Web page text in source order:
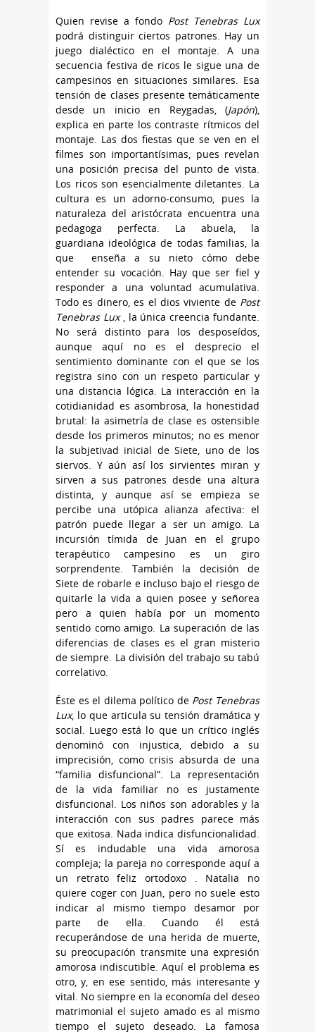
Quien revise a fondo Post Tenebras Lux
podrá distinguir ciertos patrones. Hay un
juego dialéctico en el montaje. A una
secuencia festiva de ricos le sigue una de
campesinos en situaciones similares. Esa
tensión de clases presente temáticamente
desde un inicio en Reygadas, (Japón),
explica en parte los contraste rítmicos del
montaje. Las dos fiestas que se ven en el
filmes son importantísimas, pues revelan
una posición precisa del punto de vista.
Los ricos son esencialmente diletantes. La
cultura es un adorno-consumo, pues la
naturaleza del aristócrata encuentra una
pedagoga perfecta. La abuela, la
guardiana ideológica de todas familias, la
que enseña a su nieto cómo debe
entender su vocación. Hay que ser fiel y
responder a una voluntad acumulativa.
Todo es dinero, es el dios viviente de Post
Tenebras Lux, la única creencia fundante.
No será distinto para los desposeídos,
aunque aquí no es el desprecio el
sentimiento dominante con el que se los
registra sino con un respeto particular y
una distancia lógica. La interacción en la
cotidianidad es asombrosa, la honestidad
brutal: la asimetría de clase es ostensible
desde los primeros minutos; no es menor
la subjetivad inicial de Siete, uno de los
siervos. Y aún así los sirvientes miran y
sirven a sus patrones desde una altura
distinta, y aunque así se empieza se
percibe una utópica alianza afectiva: el
patrón puede llegar a ser un amigo. La
incursión tímida de Juan en el grupo
terapéutico campesino es un giro
sorprendente. También la decisión de
Siete de robarle e incluso bajo el riesgo de
quitarle la vida a quien posee y señorea
pero a quien había por un momento
sentido como amigo. La superación de las
diferencias de clases es el gran misterio
de siempre. La división del trabajo su tabú
correlativo.
Éste es el dilema político de Post Tenebras
Lux, lo que articula su tensión dramática y
social. Luego está lo que un crítico inglés
denominó con injustica, debido a su
imprecisión, como crisis absurda de una
“familia disfuncional”. La representación
de la vida familiar no es justamente
disfuncional. Los niños son adorables y la
interacción con sus padres parece más
que exitosa. Nada indica disfuncionalidad.
Sí es indudable una vida amorosa
compleja; la pareja no corresponde aquí a
un retrato feliz ortodoxo . Natalia no
quiere coger con Juan, pero no suele esto
indicar al mismo tiempo desamor por
parte de ella. Cuando él está
recuperándose de una herida de muerte,
su preocupación transmite una expresión
amorosa indiscutible. Aquí el problema es
otro, y, en ese sentido, más interesante y
vital. No siempre en la economía del deseo
matrimonial el sujeto amado es al mismo
tiempo el sujeto deseado. La famosa